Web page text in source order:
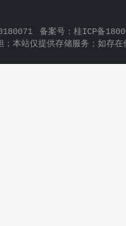
备案号：桂ICP备
本站仅提供存储服务；如存